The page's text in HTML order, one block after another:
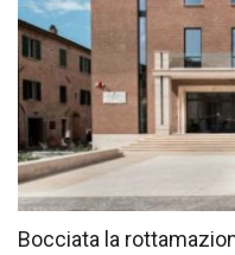
Bocciata la